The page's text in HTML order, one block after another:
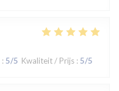
: 5/5 Kwaliteit / Prijs : 5/5